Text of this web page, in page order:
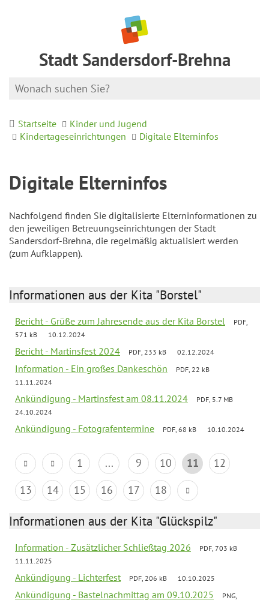
Stadt Sandersdorf-Brehna
Startseite
Kinder und Jugend
Kindertageseinrichtungen
Digitale Elterninfos
Digitale Elterninfos
Nachfolgend finden Sie digitalisierte Elterninformationen zu
den jeweiligen Betreuungseinrichtungen der Stadt
Sandersdorf-Brehna, die regelmäßig aktualisiert werden
(zum Aufklappen).
Informationen aus der Kita "Borstel"
Bericht - Grüße zum Jahresende aus der Kita Borstel
PDF,
571 kB
10.12.2024
Bericht - Martinsfest 2024 PDF, 233 kB 02.12.2024
Information - Ein großes Dankeschön
PDF, 22 kB
11.11.2024
Ankündigung - Martinsfest am 08.11.2024
PDF, 5.7 MB
24.10.2024
Ankündigung - Fotografentermine PDF, 68 kB 10.10.2024
1 ... 9 10 11
12
13
14 15 16 17 18
Informationen aus der Kita "Glückspilz"
Information - Zusätzlicher Schließtag 2026
PDF, 703 kB
11.11.2025
Ankündigung - Lichterfest PDF, 206 kB 10.10.2025
Ankündigung - Bastelnachmittag am 09.10.2025
PNG,